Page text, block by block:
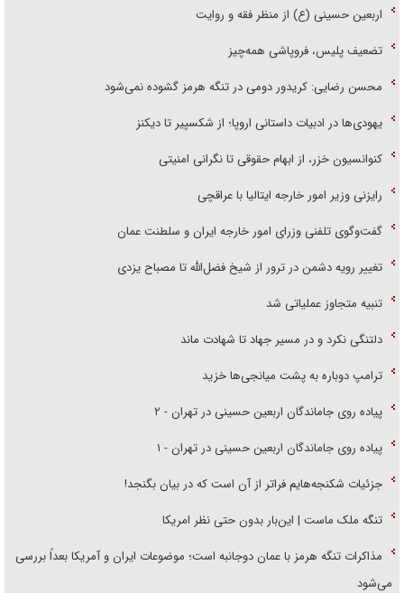
اربعین حسینی (ع) از منظر فقه و روایت
تضعیف پلیس، فروپاشی همه‌چیز
محسن رضایی: کریدور دومی در تنگه هرمز گشوده نمی‌شود
یهودی‌ها در ادبیات داستانی اروپا؛ از شکسپیر تا دیکنز
کنوانسیون خزر، از ابهام حقوقی تا نگرانی امنیتی
رایزنی وزیر امور خارجه ایتالیا با عراقچی
گفت‌وگوی تلفنی وزرای امور خارجه ایران و سلطنت عمان
تغییر رویه دشمن در ترور از شیخ فضل‌الله تا مصباح یزدی
تنبیه متجاوز عملیاتی شد
دلتنگی نکرد و در مسیر جهاد تا شهادت ماند
ترامپ دوباره به پشت میانجی‌ها خزید
پیاده روی جاماندگان اربعین حسینی در تهران - ۲
پیاده روی جاماندگان اربعین حسینی در تهران - ۱
جزئیات شکنجه‌هایم فراتر از آن است که در بیان بگنجد!
تنگه ملک ماست | این‌بار بدون حتی نظر امریکا
مذاکرات تنگه هرمز با عمان دوجانبه است؛ موضوعات ایران و آمریکا بعداً بررسی
می‌شود